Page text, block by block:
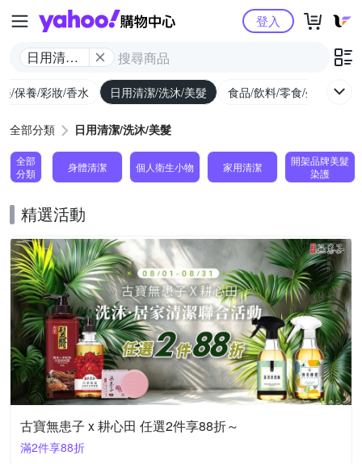
Yahoo購物中心
日用清潔/
登入
/保養/彩妝/香水 日用清潔/洗沐/美髮 食品/飲料/零食/生鮮
全部分類 日用清潔/洗沐/美髮
全部
分類
身體清潔 個人衛生小物 家用清潔
開架品牌美髮
染護
精選活動
古寶無患子 x 耕心田 任選2件享88折～
滿2件享88折